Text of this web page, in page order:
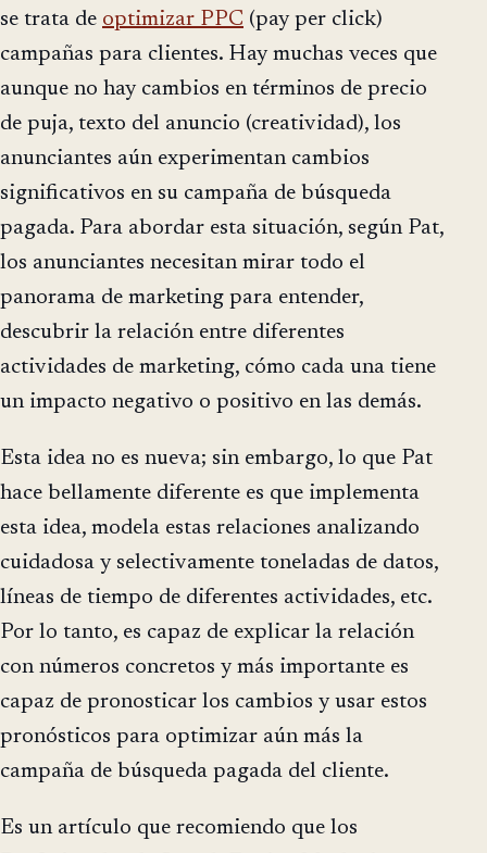
se trata de optimizar PPC (pay per click)
campañas para clientes. Hay muchas veces que
aunque no hay cambios en términos de precio
de puja, texto del anuncio (creatividad), los
anunciantes aún experimentan cambios
significativos en su campaña de búsqueda
pagada. Para abordar esta situación, según Pat,
los anunciantes necesitan mirar todo el
panorama de marketing para entender,
descubrir la relación entre diferentes
actividades de marketing, cómo cada una tiene
un impacto negativo o positivo en las demás.
Esta idea no es nueva; sin embargo, lo que Pat
hace bellamente diferente es que implementa
esta idea, modela estas relaciones analizando
cuidadosa y selectivamente toneladas de datos,
líneas de tiempo de diferentes actividades, etc.
Por lo tanto, es capaz de explicar la relación
con números concretos y más importante es
capaz de pronosticar los cambios y usar estos
pronósticos para optimizar aún más la
campaña de búsqueda pagada del cliente.
Es un artículo que recomiendo que los